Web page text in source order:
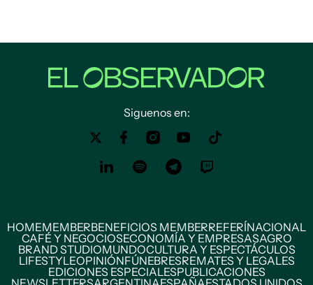
Siguenos en:
HOMEMEMBERBENEFICIOS MEMBERREFERÍNACIONAL
CAFÉ Y NEGOCIOSECONOMÍA Y EMPRESASAGRO
BRAND STUDIOMUNDOCULTURA Y ESPECTÁCULOS
LIFESTYLEOPINIÓNFÚNEBRESREMATES Y LEGALES
EDICIONES ESPECIALESPUBLICACIONES